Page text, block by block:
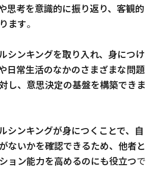
思考を意識的に振り返り、客観的
ます。
シンキングを取り入れ、身につけ
日常生活のなかのさまざまな問題
し、意思決定の基盤を構築できま
シンキングが身につくことで、自
ないかを確認できるため、他者と
ョン能力を高めるのにも役立つで